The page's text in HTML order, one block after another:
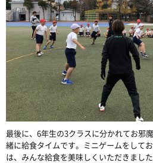
最後に、6年生の3クラスに分かれてお邪
緒に給食タイムです。ミニゲームをして
は、みんな給食を美味しくいただきました